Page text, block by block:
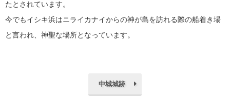
たとされています。
今でもイシキ浜はニライカナイからの神が島を訪れる際の船着き場
と言われ、神聖な場所となっています。
中城城跡